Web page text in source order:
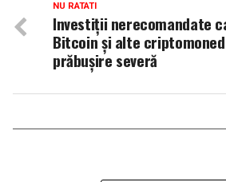
NU RATATI
Investiții nerecomandate
Bitcoin și alte
prăbușire severă